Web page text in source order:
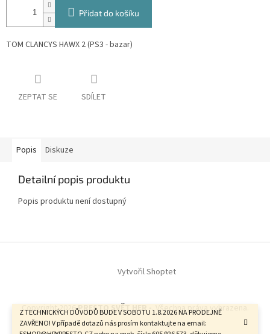
Z TECHNICKÝCH DŮVODŮ BUDE V SOBOTU 1.8.2026 NA PRODEJNĚ
ZAVŘENO! V případě dotazů nás prosím kontaktujte na email:
Přidat do košíku
TOM CLANCYS HAWX 2 (PS3 - bazar)
ZEPTAT SE SDÍLET
Popis Diskuze
Detailní popis produktu
Popis produktu není dostupný
Vytvořil Shoptet
Copyright 2026PRESTO SVĚT HER - . Všechna práva vyhrazena.